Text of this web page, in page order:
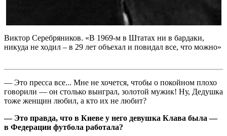
Виктор Серебряников. «В 1969-м в Штатах ни в бардаки,
никуда не ходил – в 29 лет объехал и повидал все, что можно»
— Это пресса все... Мне не хочется, чтобы о покойном плохо
говорили — он столько выиграл, золотой мужик! Ну, Дедушка
тоже женщин любил, а кто их не любит?
— Это правда, что в Киеве у него девушка Клава была —
в Федерации футбола работала?